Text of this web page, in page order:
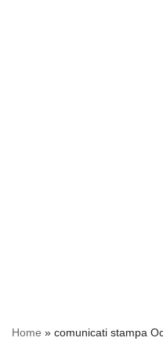
Home » comunicati stampa